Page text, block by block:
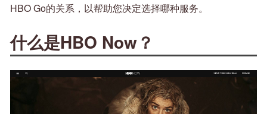
HBO Go的关系，以帮助您决定选择哪种服务。
什么是HBO Now？